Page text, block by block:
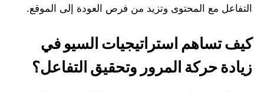
التفاعل مع المحتوى وتزيد من فرص العودة إلى الموقع.
كيف تساهم استراتيجيات السيو في
زيادة حركة المرور وتحقيق التفاعل؟